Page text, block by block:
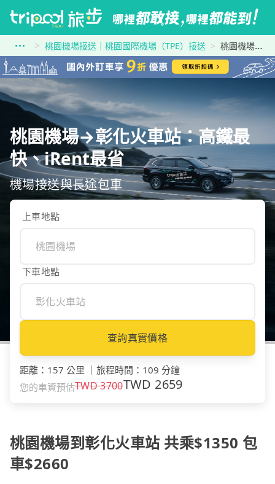
桃園機場接送｜桃園國際機場（TPE）接送 桃園機場到彰化火車站
桃園機場→彰化火車站：高鐵最
快、iRent最省
機場接送與長途包車
上車地點
下車地點
查詢真實價格
距離 ： 157 公里 旅程時間 ： 109 分鐘
您的車資預估TWD3700TWD 2659
桃園機場到彰化火車站 共乘$1350 包
車$2660